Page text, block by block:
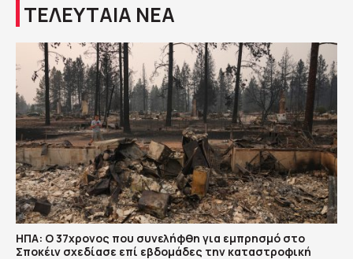
ΤΕΛΕΥΤΑΙΑ ΝΕΑ
ΗΠΑ: Ο 37χρονος που συνελήφθη για εμπρησμό στο
Σποκέιν σχεδίασε επί εβδομάδες την καταστροφική